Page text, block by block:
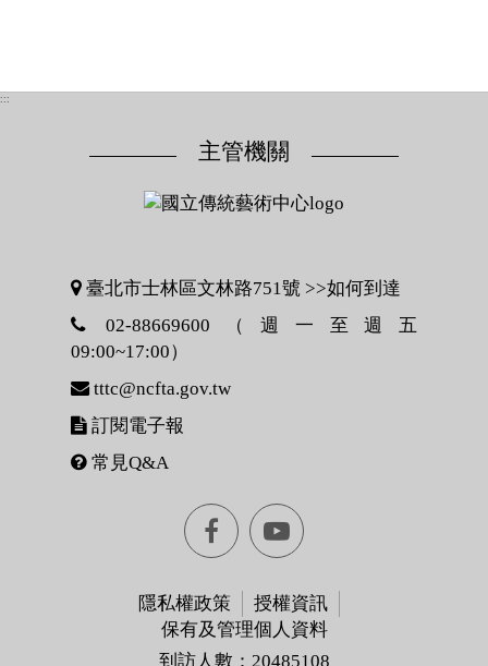
:::
主管機關
臺北市士林區文林路751號 >>如何到達
02-88669600（週一至週五
09:00~17:00）
tttc@ncfta.gov.tw
訂閱電子報
常見Q&A
Facebook[另
視
youtube[另
視
隱私權政策
授權資訊
保有及管理個人資料
到訪人數：20485108